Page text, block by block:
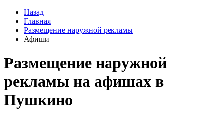
Назад
Главная
Размещение наружной рекламы
Афиши
Размещение наружной
рекламы на афишах в
Пушкино